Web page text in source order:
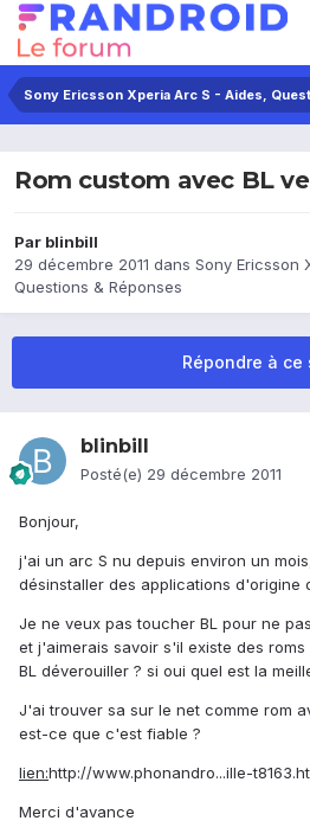
Rom custom avec BL
Par blinbill
29 décembre 2011 dans Sony Ericsson
Questions & Réponses
Répondre à ce
blinbill
Posté(e) 29 décembre 2011
Bonjour,
j'ai un arc S nu depuis environ un
désinstaller des applications d'origine
Je ne veux pas toucher BL pour ne
et j'aimerais savoir s'il existe des
BL déverouiller ? si oui quel est la
J'ai trouver sa sur le net comme rom
est-ce que c'est fiable ?
lien:http://www.phonandro...ille-
Merci d'avance